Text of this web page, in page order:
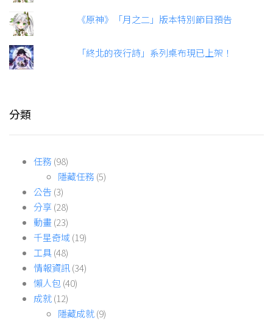
《原神》「月之二」版本特別節目預告
「終北的夜行詩」系列桌布現已上架！
分類
任務 (98)
隱藏任務 (5)
公告 (3)
分享(28)
動畫(23)
千星奇域 (19)
工具(48)
情報資訊(34)
懶人包(40)
成就(12)
隱藏成就(9)